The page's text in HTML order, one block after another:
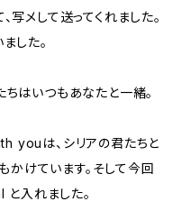
写メして送ってくれました。
した。
はいつもあなたと一緒。
は、シリアの君たちと
けています。そして今回
入れました。